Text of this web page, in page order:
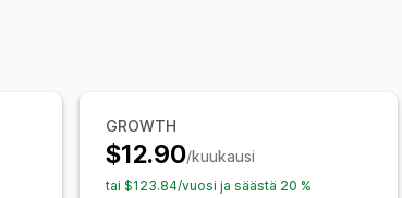
GROWTH
$12.90/kuukausi
tai $123.84/vuosi ja säästä 20 %